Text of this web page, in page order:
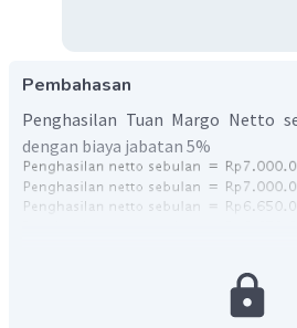
Pembahasan
Penghasilan Tuan Margo Netto
dengan biaya jabatan 5%
anak maka masuk kategori K/2